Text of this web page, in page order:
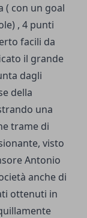
( con un goal
, 4 punti
facili da
il grande
dagli
della
una
trame di
visto
Antonio
anche di
ottenuti in